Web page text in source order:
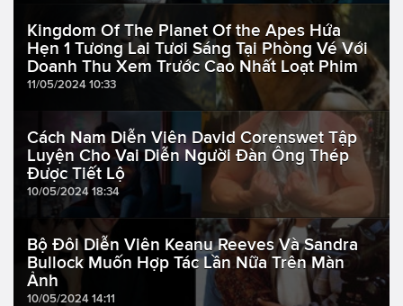
Kingdom Of The Planet Of the Apes Hứa
Hẹn 1 Tương Lai Tươi Sáng Tại Phòng Vé Với
Doanh Thu Xem Trước Cao Nhất Loạt Phim
11/05/2024 10:33
Cách Nam Diễn Viên David Corenswet Tập
Luyện Cho Vai Diễn Người Đàn Ông Thép
Được Tiết Lộ
10/05/2024 18:34
Bộ Đôi Diễn Viên Keanu Reeves Và Sandra
Bullock Muốn Hợp Tác Lần Nữa Trên Màn
Ảnh
10/05/2024 14:11